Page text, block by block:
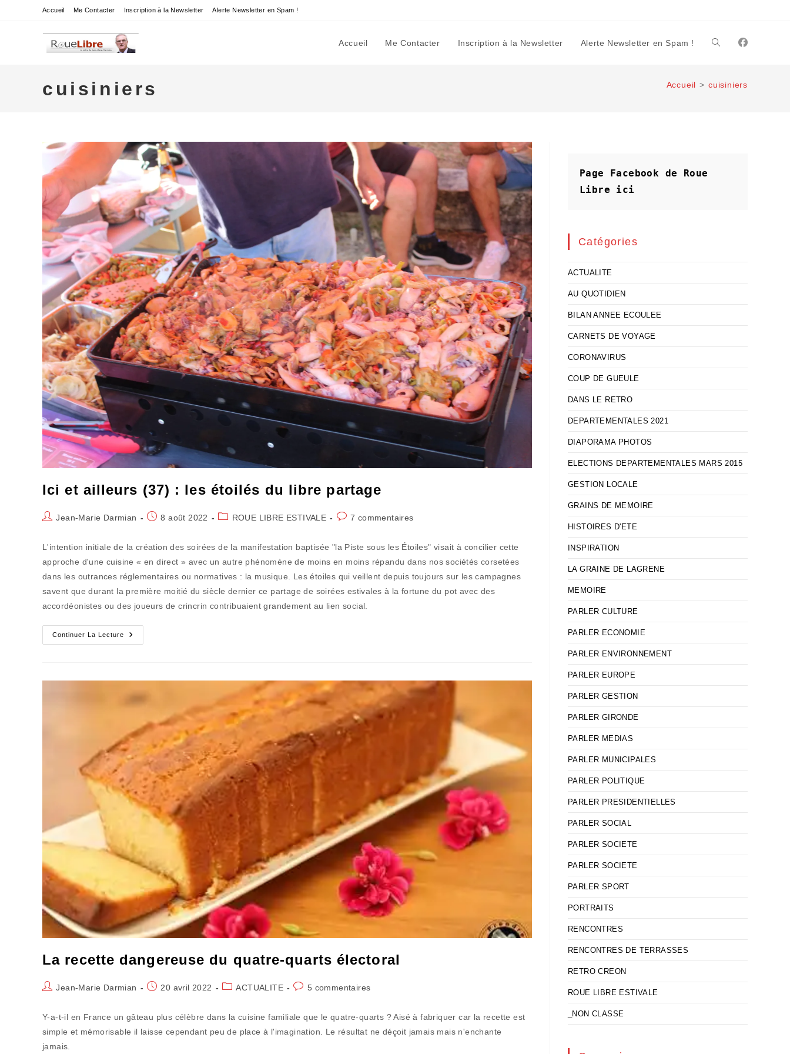
Accueil Me Contacter Inscription à la Newsletter Alerte Newsletter en Spam !
Accueil Me Contacter Inscription à la Newsletter Alerte Newsletter en Spam ! Toggle
website
cuisiniers Accueil > cuisiniers
Ici et ailleurs (37) : les étoilés du libre partage
Auteur/autrice
Jean-Marie Darmian
Publication
8 août 2022
PostROUE LIBRE ESTIVALE
Commentaires
7 commentaires
L'intention initiale de la création des soirées de la manifestation baptisée "la Piste sous les Étoiles" visait à concilier cette
approche d'une cuisine « en direct » avec un autre phénomène de moins en moins répandu dans nos sociétés corsetées
dans les outrances réglementaires ou normatives : la musique. Les étoiles qui veillent depuis toujours sur les campagnes
savent que durant la première moitié du siècle dernier ce partage de soirées estivales à la fortune du pot avec des
accordéonistes ou des joueurs de crincrin contribuaient grandement au lien social.
Continuer La Lecture
Ici
Et
Du
La recette dangereuse du quatre-quarts électoral
Auteur/autrice
Jean-Marie Darmian
Publication
20 avril 2022
PostACTUALITE
Commentaires
publication :
5 commentaires
Y-a-t-il en France un gâteau plus célèbre dans la cuisine familiale que le quatre-quarts ? Aisé à fabriquer car la recette est
simple et mémorisable il laisse cependant peu de place à l'imagination. Le résultat ne déçoit jamais mais n'enchante
jamais.
Page Facebook de Roue
Libre
ici
Catégories
ACTUALITE
AU QUOTIDIEN
BILAN ANNEE ECOULEE
CARNETS DE VOYAGE
CORONAVIRUS
COUP DE GUEULE
DANS LE RETRO
DEPARTEMENTALES 2021
DIAPORAMA PHOTOS
ELECTIONS DEPARTEMENTALES MARS 2015
GESTION LOCALE
GRAINS DE MEMOIRE
HISTOIRES D'ETE
INSPIRATION
LA GRAINE DE LAGRENE
MEMOIRE
PARLER CULTURE
PARLER ECONOMIE
PARLER ENVIRONNEMENT
PARLER EUROPE
PARLER GESTION
PARLER GIRONDE
PARLER MEDIAS
PARLER MUNICIPALES
PARLER POLITIQUE
PARLER PRESIDENTIELLES
PARLER SOCIAL
PARLER SOCIETE
PARLER SOCIETE
PARLER SPORT
PORTRAITS
RENCONTRES
RENCONTRES DE TERRASSES
RETRO CREON
ROUE LIBRE ESTIVALE
_NON CLASSE